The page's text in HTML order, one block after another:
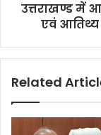
उत्तराखण्ड में
एवं आतिथ्य
Related